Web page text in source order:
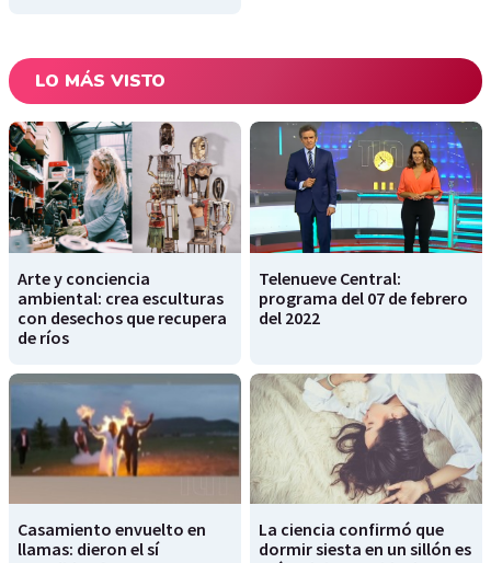
LO MÁS VISTO
Arte y conciencia
ambiental: crea esculturas
con desechos que recupera
de ríos
Telenueve Central:
programa del 07 de febrero
del 2022
Casamiento envuelto en
llamas: dieron el sí
La ciencia confirmó que
dormir siesta en un sillón es